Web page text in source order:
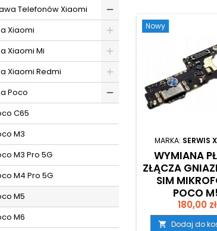
Telefonów Xiaomi
Xiaomi
Xiaomi Mi
Xiaomi Redmi
Poco
C65
M3
M3 Pro 5G
M4 Pro 5G
M5
M6
Nowy
MARKA: SERWIS
WYMIANA
ZŁĄCZA
SIM
POCO
Cena
180,00 zł
 Dodaj do